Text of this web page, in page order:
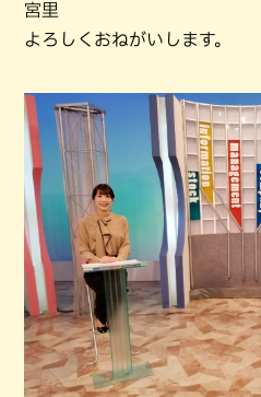
宮里
よろしくおねがいします。